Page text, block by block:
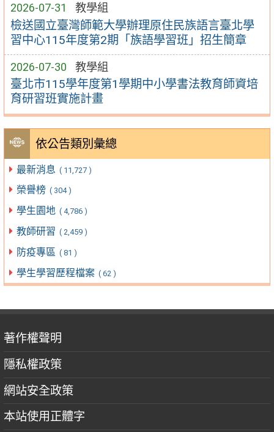
2026-07-31 教學組
檢送國立臺灣師範大學辦理原住民族語言臺北學
習中心115年度第2期「族語學習班」招生簡章
2026-07-30 教學組
臺北市115學年度第1學期中小學書法教育師資培
育研習班實施計畫
依公告類別彙總
最新消息 ( 11,727 )
榮譽榜 ( 304 )
學生園地 ( 4,786 )
教師研習 ( 2,459 )
防疫專區 ( 81 )
學生學習歷程檔案 ( 62 )
著作權聲明
隱私權政策
網站安全政策
本站使用正體字